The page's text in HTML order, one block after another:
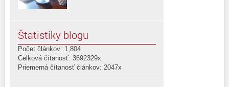
Štatistiky blogu
Počet článkov: 1,804
Celková čítanosť: 3692329x
Priemerná čítanosť článkov: 2047x